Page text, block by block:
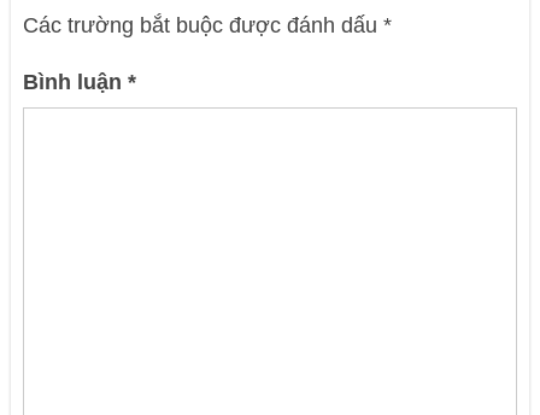
Các trường bắt buộc được đánh dấu*
Bình luận*